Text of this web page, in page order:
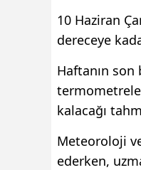
10 Haziran
dereceye
Haftanın
kalacağı
Meteoroloji
ederken,